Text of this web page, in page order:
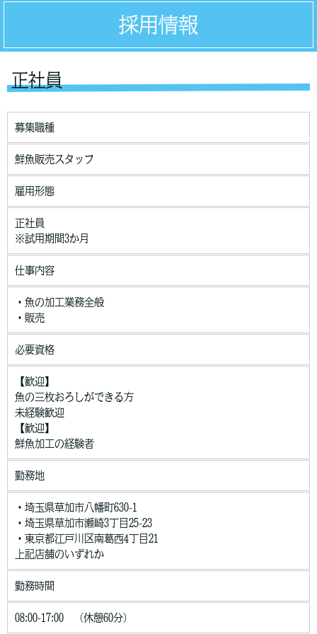
採用情報
正社員
募集職種
鮮魚販売スタッフ
雇用形態
正社員
※試用期間3か月
仕事内容
・魚の加工業務全般
・販売
必要資格
【歓迎】
魚の三枚おろしができる方
未経験歓迎
【歓迎】
鮮魚加工の経験者
勤務地
・埼玉県草加市八幡町630-1
・埼玉県草加市瀬崎3丁目25-23
・東京都江戸川区南葛西4丁目21
上記店舗のいずれか
勤務時間
08:00-17:00 （休憩60分）